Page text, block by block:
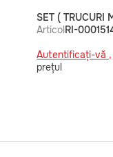
SET ( TRUCURI
Articol RI-
Autentificați-vă ,
prețul